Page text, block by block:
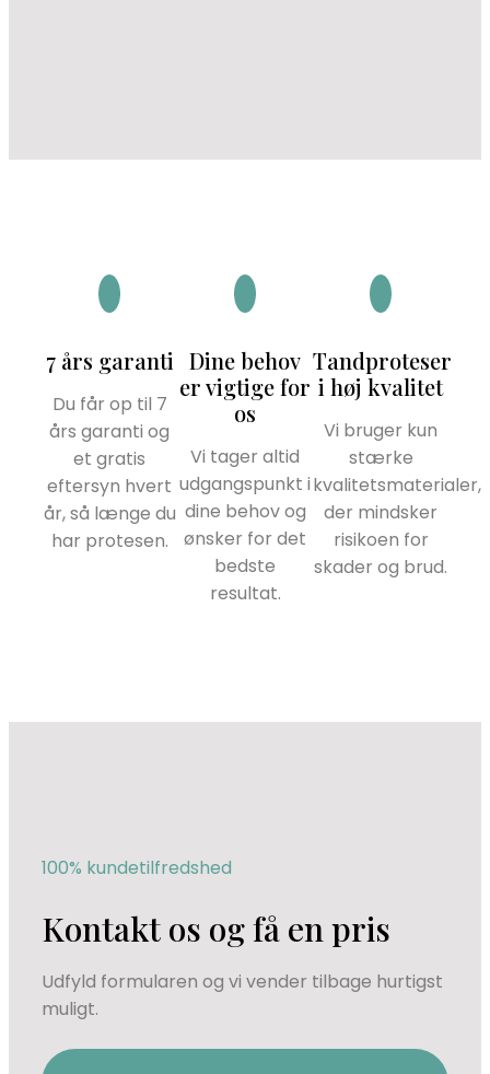
7 års garanti
Du får op til 7
års garanti og
et gratis
eftersyn hvert
år, så længe du
har protesen.
Dine behov
er vigtige for
os
Vi tager altid
udgangspunkt i
dine behov og
ønsker for det
bedste
resultat.
Tandproteser
i høj kvalitet
Vi bruger kun
stærke
kvalitetsmaterialer,
der mindsker
risikoen for
skader og brud.
100% kundetilfredshed
Kontakt os og få en pris
Udfyld formularen og vi vender tilbage hurtigst
muligt.